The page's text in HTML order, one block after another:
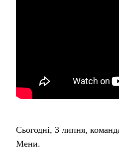
Сьогодні, 3 липня,
Мени.